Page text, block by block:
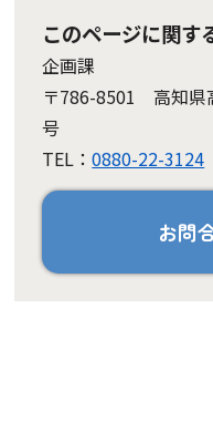
このページに関す
企画課
〒786-8501 高知県
号
TEL：0880-22-3124
お問